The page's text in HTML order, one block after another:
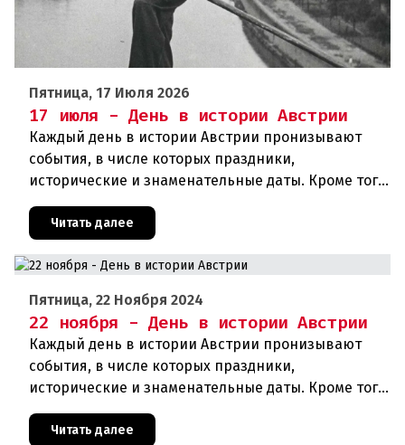
Пятница, 17 Июля 2026
17 июля - День в истории Австрии
Каждый день в истории Австрии пронизывают
события, в числе которых праздники,
исторические и знаменательные даты. Кроме того
дни рождения различных деятелей страны, а
также дни их смерти. Что же произ
Читать далее
Пятница, 22 Ноября 2024
22 ноября - День в истории Австрии
Каждый день в истории Австрии пронизывают
события, в числе которых праздники,
исторические и знаменательные даты. Кроме того
дни рождения различных деятелей Австрии, а
также дни их смерти. Что же прои
Читать далее